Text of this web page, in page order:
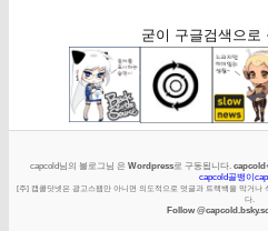
굳이 구글검색으로
capcold님의 블로그님 은 Wordpress로 구동됩니다. capcold
capcold골뱅이
[주] 캡콜닷넷은 광고스팸만 아니면 의도적으로 덧글과 트랙백을 막거나
다.
Follow